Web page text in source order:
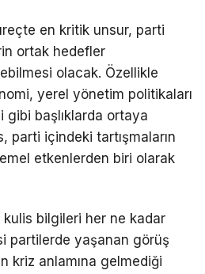
en kritik unsur, parti
ortak hedefler
olacak. Özellikle
yerel yönetim politikaları
başlıklarda ortaya
parti içindeki tartışmaların
etkenlerden biri olarak
kulis bilgileri her ne kadar
partilerde yaşanan görüş
kriz anlamına gelmediği